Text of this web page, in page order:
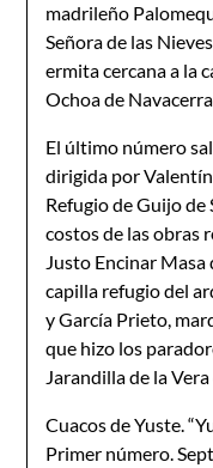
madrileño
Señora de las
ermita cercana a la
Ochoa de
El último número
dirigida por Valentín
Refugio de Guijo de
costos de las obras
Justo Encinar Masa
capilla refugio del
y García Prieto,
que hizo los
Jarandilla de la
Cuacos de Yuste.
Primer número.